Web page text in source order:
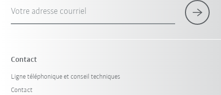
Votre adresse courriel
Contact
Ligne téléphonique et conseil techniques
Contact